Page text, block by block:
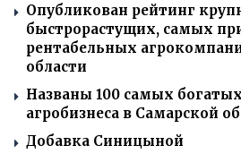
Опубликован рейтинг
быстрорастущих, самых
рентабельных
области
Названы 100 самых
агробизнеса в Самарской
Добавка Синицыной